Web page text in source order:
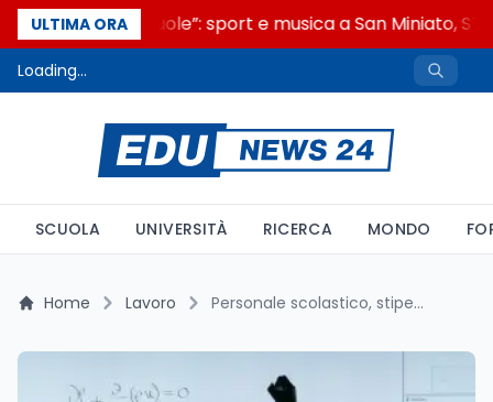
ULTIMA ORA
“Noi siamo le Scuole”: sport e musica a San Miniato,
Loading...
SCUOLA UNIVERSITÀ RICERCA MONDO
Home Lavoro Personale scolastico, stipendi tra i più bassi del pubblico